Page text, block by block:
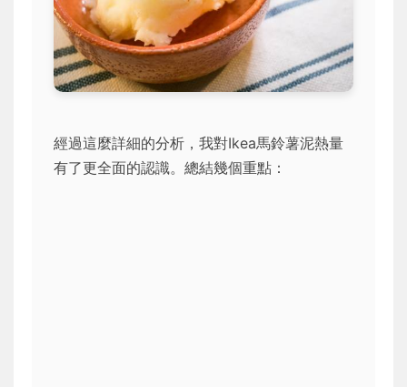
經過這麼詳細的分析，我對Ikea馬鈴薯泥熱量
有了更全面的認識。總結幾個重點：